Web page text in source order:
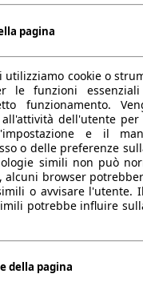
pagina
cookie o
le funzioni
funzionamento.
dell'utente
e il
o delle preferenze
simili non può
alcuni browser
o avvisare l'utente.
potrebbe influire
della pagina